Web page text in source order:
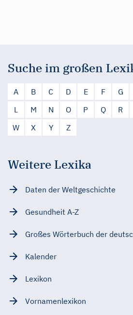
Suche im großen
A B C D E F G
L
M N O P Q R
W
X Y Z
Weitere Lexika
Daten der Weltgeschichte
Gesundheit A-Z
Großes Wörterbuch der
Kalender
Lexikon
Vornamenlexikon